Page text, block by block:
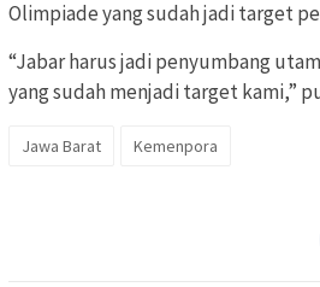
Olimpiade yang sudah jadi target
“Jabar harus jadi penyumbang
yang sudah menjadi target kami,”
Jawa Barat Kemenpora